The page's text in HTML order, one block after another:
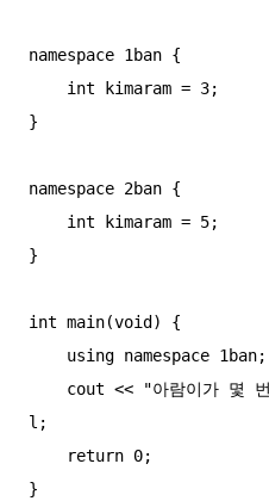
namespace 1ban {
}
namespace 2ban {
}
int main(void) {
l;
}